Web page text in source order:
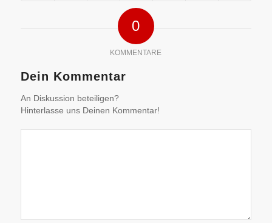
0
KOMMENTARE
Dein Kommentar
An Diskussion beteiligen?
Hinterlasse uns Deinen Kommentar!